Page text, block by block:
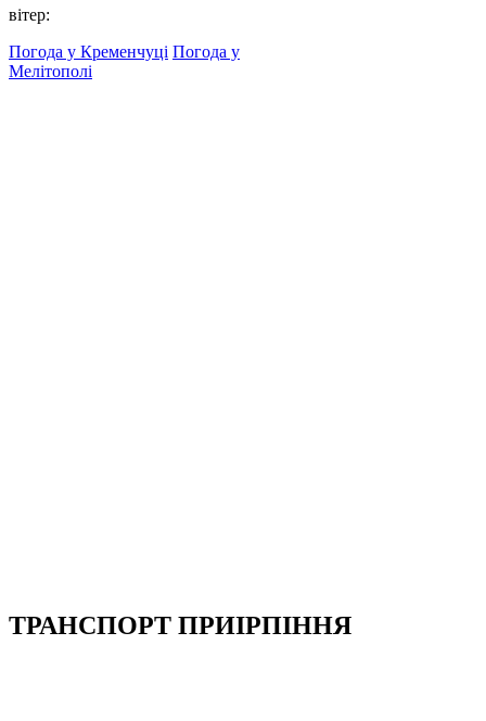
вітер:
Погода у Кременчуці Погода у
Мелітополі
ТРАНСПОРТ ПРИІРПІННЯ